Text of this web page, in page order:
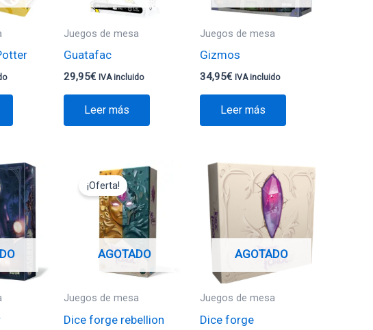
Juegos de mesa
Guatafac
29,95€ IVA incluido
Leer más
Juegos de mesa
Gizmos
34,95€ IVA incluido
Leer más
AGOTADO
¡Oferta!
Juegos de mesa
Dice forge rebellion
precio
original
era:
24,95€.
El
precio
actual
es:
12,47€.
AGOTADO
Juegos de mesa
Dice forge